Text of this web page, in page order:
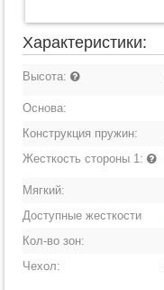
Характеристики:
Высота:
Основа:
Конструкция пружин:
Жесткость стороны 1:
Мягкий:
Доступные жесткости
Кол-во зон:
Чехол: